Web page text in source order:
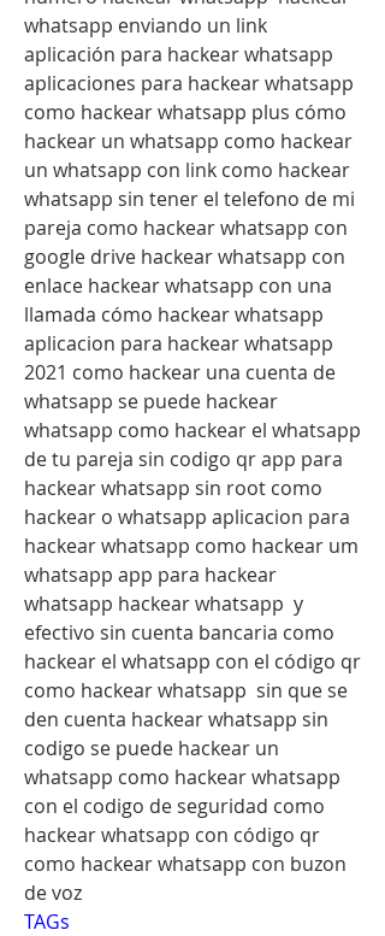
whatsapp enviando un link
aplicación para hackear whatsapp
aplicaciones para hackear whatsapp
como hackear whatsapp plus cómo
hackear un whatsapp como hackear
un whatsapp con link como hackear
whatsapp sin tener el telefono de mi
pareja como hackear whatsapp con
google drive hackear whatsapp con
enlace hackear whatsapp con una
llamada cómo hackear whatsapp
aplicacion para hackear whatsapp
2021 como hackear una cuenta de
whatsapp se puede hackear
whatsapp como hackear el whatsapp
de tu pareja sin codigo qr app para
hackear whatsapp sin root como
hackear o whatsapp aplicacion para
hackear whatsapp como hackear um
whatsapp app para hackear
whatsapp hackear whatsapp  y
efectivo sin cuenta bancaria como
hackear el whatsapp con el código qr
como hackear whatsapp  sin que se
den cuenta hackear whatsapp sin
codigo se puede hackear un
whatsapp como hackear whatsapp
con el codigo de seguridad como
hackear whatsapp con código qr
como hackear whatsapp con buzon
de voz
TAGs